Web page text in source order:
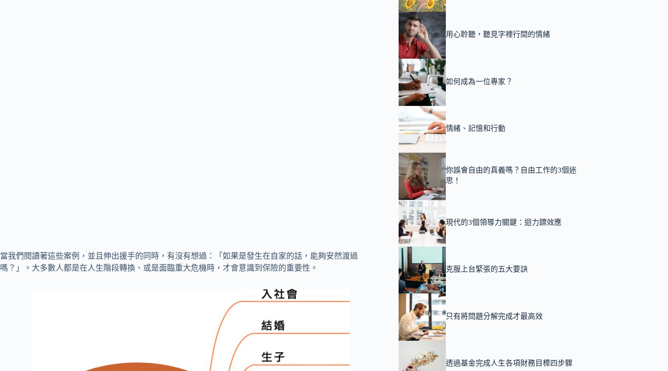
當我們閱讀著這些案例，並且伸出援手的同時，有沒有想過：「如果是發生在自家的話，能夠安然渡過
嗎？」。大多數人都是在人生階段轉換、或是面臨重大危機時，才會意識到保險的重要性。
用心聆聽，聽見字裡行間的情緒
如何成為一位專家？
情緒、記憶和行動
你誤會自由的真義嗎？自由工作的3個迷
思！
現代的3個領導力關鍵：迴力鏢效應
克服上台緊張的五大要訣
只有將問題分解完成才最高效
透過基金完成人生各項財務目標四步驟